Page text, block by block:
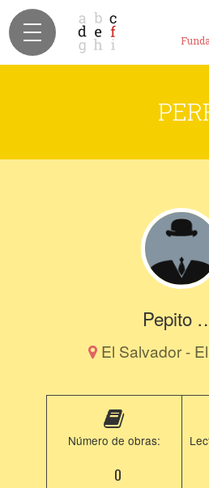
Pepito
El Salvador -
Número de obras:
0